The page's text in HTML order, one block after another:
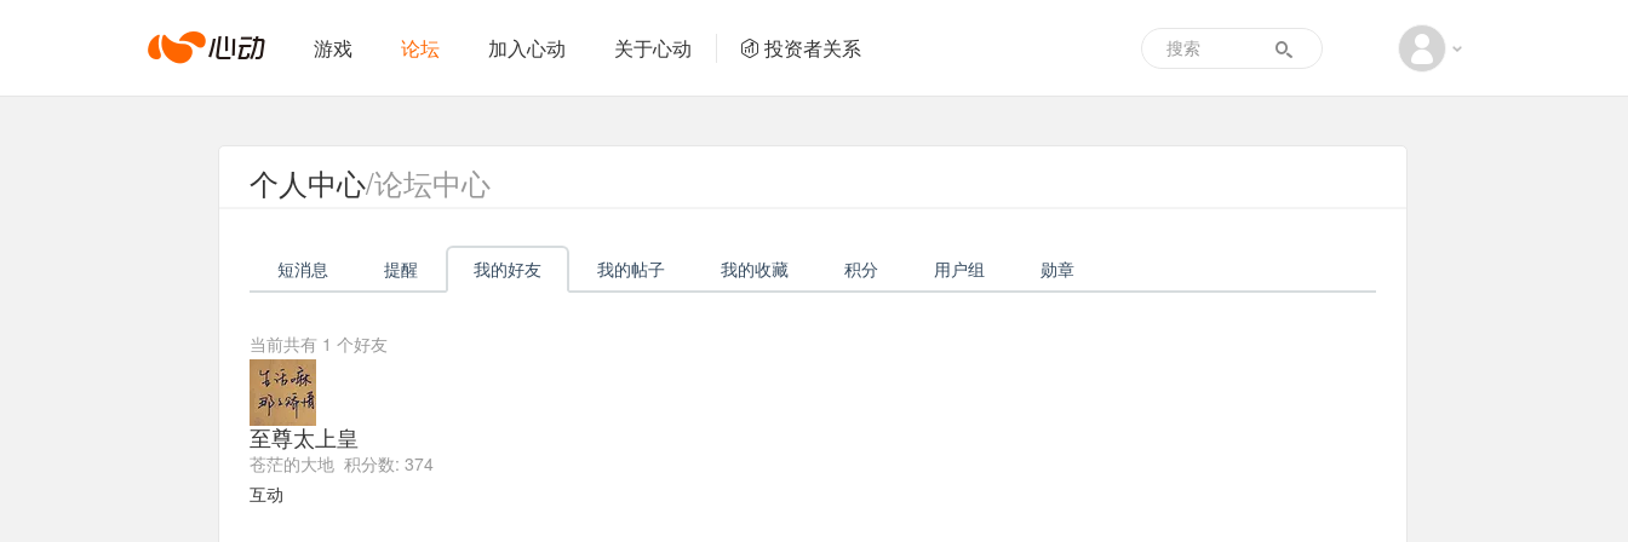
心
动
络
游戏 论坛 加入心动 关于心动 投资者关系
个人中心/论坛中心
短消息 提醒 我的好友 我的帖子 我的收藏 积分 用户组 勋章
当前共有 1 个好友
至尊太上皇
苍茫的大地 积分数: 374
互动